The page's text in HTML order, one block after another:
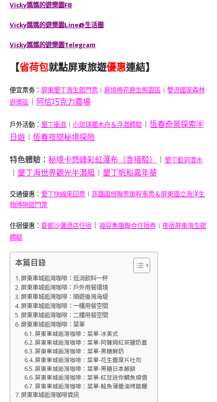
Vicky媽媽的遊樂園FB
Vicky媽媽的遊樂園Line@生活圈
Vicky媽媽的遊樂園Telegram
【省荷包就點屏東旅遊優惠連結】
便宜票劵： 屏東墾丁海生館門票 ︱ 鹿境梅花鹿生態園區 ︱ 雙流國家森林
遊樂區 ︱ 阿信巧克力農場
戶外活動： 墾丁衝浪 ︱ 小琉球獨木舟＆浮潛體驗 ︱ 恆春奇景探索半
日遊 ︱ 恆春夜間秘境探險
特色體驗： 秘境卡悠峰彩虹瀑布（含接駁） ︱ 墾丁藍洞潛水
︱ 墾丁海世界觀光半潛艇 ︱ 墾丁帆船嘉年華
交通優惠： 墾丁快線來回票 ︱ 高鐵國旅聯票單程車票＆屏東國立海洋生
物博物館門票
住宿優惠： 夏都沙灘酒店住宿 ︱ 福容集團聯合住宿券 ︱ 夜宿屏東海生館
體驗
本篇目錄
屏東車城逅灣咖啡：低消飲料一杯
屏東車城逅灣咖啡：戶外用餐環境
屏東車城逅灣咖啡：順遊後灣海堤
屏東車城逅灣咖啡：一樓用餐空間
屏東車城逅灣咖啡：二樓用餐空間
屏東車城逅灣咖啡：菜單
屏東車城逅灣咖啡：菜單-冰美式
屏東車城逅灣咖啡：菜單-阿薩姆紅茶鹽奶蓋
屏東車城逅灣咖啡：菜單-黑糖鮮奶
屏東車城逅灣咖啡：菜單-花生醬厚片吐司
屏東車城逅灣咖啡：菜單-黑糖日本蕨餅
屏東車城逅灣咖啡：菜單-紅豆迷你鯛魚燒價
屏東車城逅灣咖啡：菜單-鮭魚薄醬油烤飯糰
屏東車城逅灣咖啡資訊